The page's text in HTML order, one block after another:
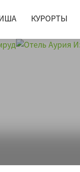
КУРОРТЫ